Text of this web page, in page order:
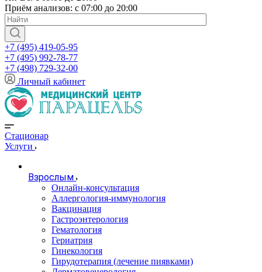
Приём анализов: с 07:00 до 20:00
+7 (495) 419-05-95
+7 (495) 992-78-77
+7 (498) 729-32-00
Личный кабинет
Стационар
Услуги
Взрослым
Онлайн-консультация
Аллергология-иммунология
Вакцинация
Гастроэнтерология
Гематология
Гериатрия
Гинекология
Гирудотерапия (лечение пиявками)